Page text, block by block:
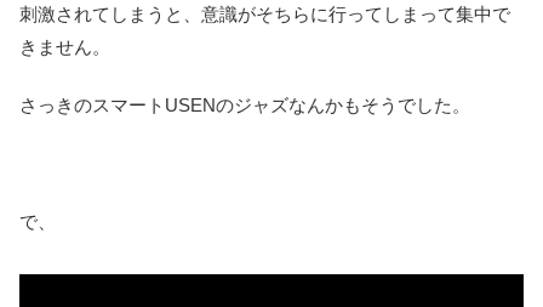
刺激されてしまうと、意識がそちらに行ってしまって集中で
きません。
さっきのスマートUSENのジャズなんかもそうでした。
で、